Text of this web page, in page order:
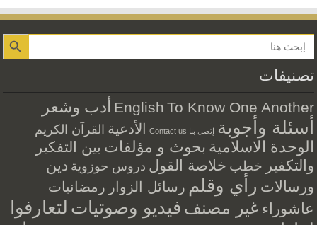
Search Button
تصنيفات
English To Know One Another أدب وشعر
أسئلة وأجوبة إتصل بنا Contact us الأدعية القرآن الكريم
الوحدة الاسلامية بحوث و مؤلفات بين التفكير
والتكفير خطب خلاصة القول دروس حوزوية دين
ورسالات رأي وقلم رسائل الزوار رمضانيات
عاشوراء غير مصنف فيديو وصوتيات لتعارفوا